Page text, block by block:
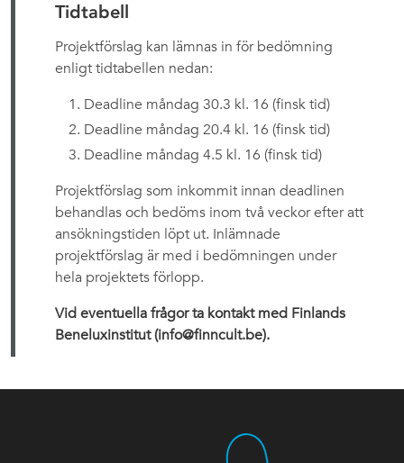
Tidtabell
Projektförslag kan lämnas in för bedömning
enligt tidtabellen nedan:
Deadline måndag 30.3 kl. 16 (finsk tid)
Deadline måndag 20.4 kl. 16 (finsk tid)
Deadline måndag 4.5 kl. 16 (finsk tid)
Projektförslag som inkommit innan deadlinen
behandlas och bedöms inom två veckor efter att
ansökningstiden löpt ut. Inlämnade
projektförslag är med i bedömningen under
hela projektets förlopp.
Vid eventuella frågor ta kontakt med Finlands
Beneluxinstitut (info@finncult.be).